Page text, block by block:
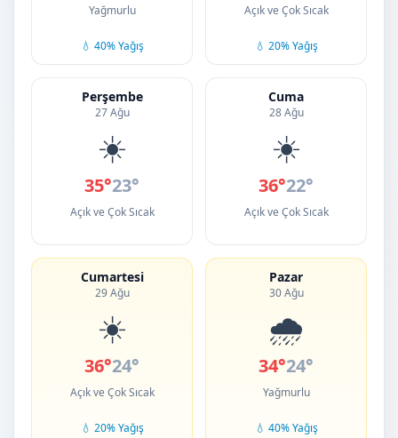
Yağmurlu
💧 40% Yağış
Açık ve Çok Sıcak
💧 20% Yağış
Perşembe
27 Ağu
☀️
35°23°
Açık ve Çok Sıcak
Cuma
28 Ağu
☀️
36°22°
Açık ve Çok Sıcak
Cumartesi
29 Ağu
☀️
36°24°
Açık ve Çok Sıcak
💧 20% Yağış
Pazar
30 Ağu
🌧️
34°24°
Yağmurlu
💧 40% Yağış